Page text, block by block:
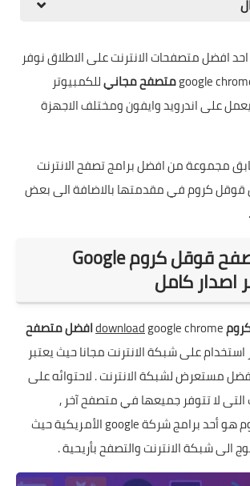
افضل متصفحات الانترنت على الاطلاق نوفر
متصفح مجانيللكمبيوتر
على اندرويد وايفون ومختلف الاجهزة
مجموعة من افضل برامج تصفح الانترنت
قوقل كروم في مقدمتها بالاضافة الى بعض
تحميل متصفح قوقل كروم Google
downloadgoogle chrome
افضل متصفح
استخدام على شبكة الانترنت مجانا حيث يعتبر
مستعرض لشبكة الانترنت . لاحتوائه على
التى لا تتوفر جميعها في متصفح آخر ,
ومتصفح قوقل كروم هو أحد برامج شركة google الأمريكية حيث
الى شبكة الانترنت والتصفح بأريحية .